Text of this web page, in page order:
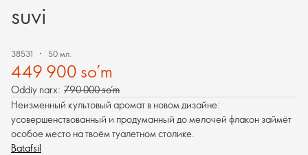
suvi
38531 50 мл.
449 900 so’m
Oddiy narx: 790 000 so’m
Неизменный культовый аромат в новом дизайне:
усовершенствованный и продуманный до мелочей флакон займёт
особое место на твоём туалетном столике.
Batafsil